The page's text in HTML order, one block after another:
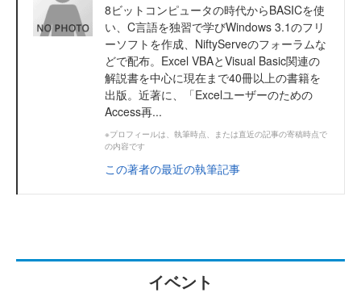
8ビットコンピュータの時代からBASICを使
い、C言語を独習で学びWindows 3.1のフリ
ーソフトを作成、NiftyServeのフォーラムな
どで配布。Excel VBAとVisual Basic関連の
解説書を中心に現在まで40冊以上の書籍を
出版。近著に、「Excelユーザーのための
Access再...
※プロフィールは、執筆時点、または直近の記事の寄稿時点で
の内容です
この著者の最近の執筆記事
イベント